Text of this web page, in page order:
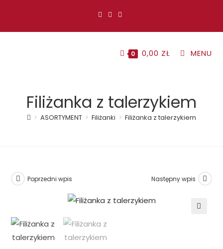
0 0,00 ZŁ MENU
Filiżanka z talerzykiem
> ASORTYMENT > Filiżanki > Filiżanka z talerzykiem
Poprzedni wpis Następny wpis